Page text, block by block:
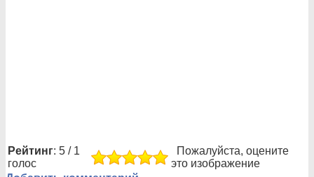
Рейтинг: 5 / 1
голос
Пожалуйста, оцените
это изображение